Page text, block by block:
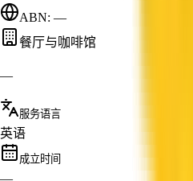
ABN: —
餐厅与咖啡馆
—
服务语言
英语
成立时间
—